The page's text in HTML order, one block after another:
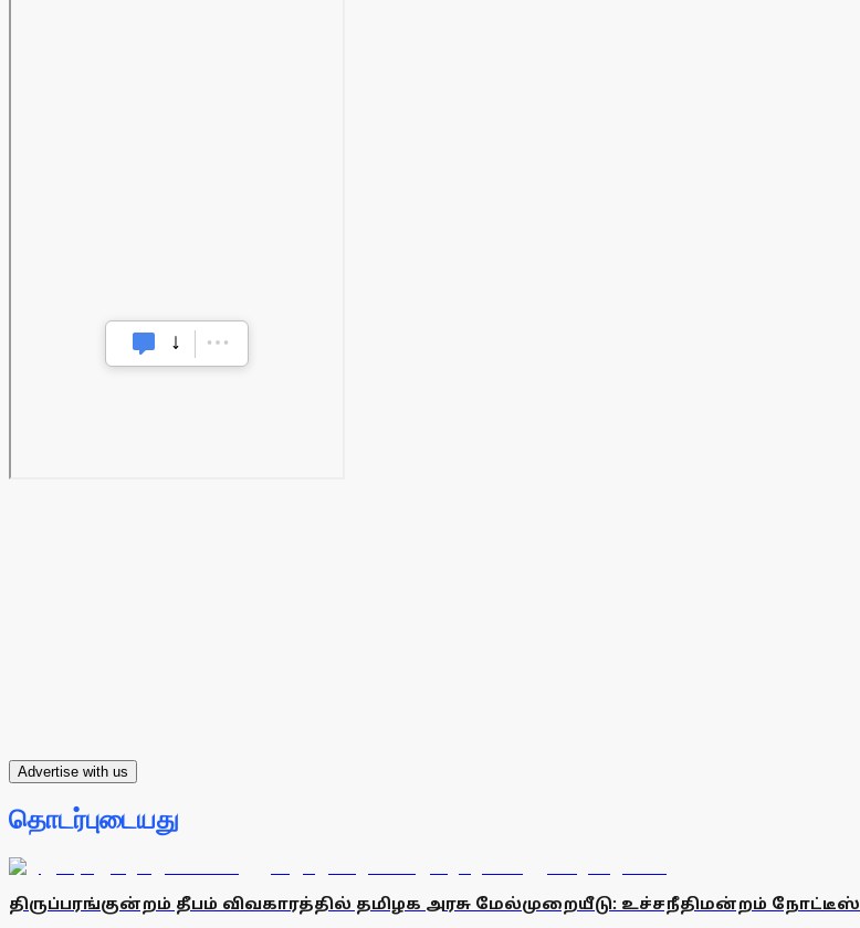
Advertise with us
தொடர்புடையது
திருப்பரங்குன்றம் தீபம் விவகாரத்தில் தமிழக அரசு மேல்முறையீடு: உச்சநீதிமன்றம் நோட்டீஸ்